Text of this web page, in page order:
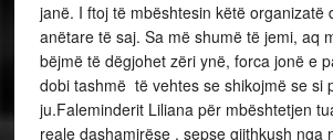
janë. I ftoj të mbështesin këtë organizatë
anëtare të saj. Sa më shumë të jemi, aq
bëjmë të dëgjohet zëri ynë, forca jonë e
dobi tashmë të vehtes se shikojmë se si
ju.Faleminderit Liliana për mbështetjen
reale dashamirëse , sepse gjithkush nga